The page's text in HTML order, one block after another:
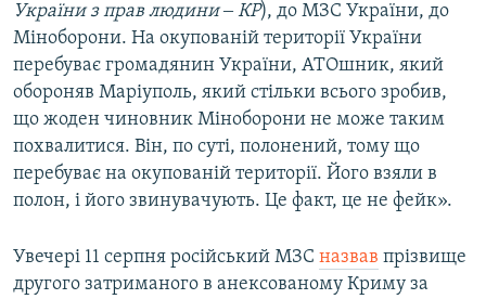
України з прав людини ‒ КР), до МЗС України, до
Міноборони. На окупованій території України
перебуває громадянин України, АТОшник, який
обороняв Маріуполь, який стільки всього зробив,
що жоден чиновник Міноборони не може таким
похвалитися. Він, по суті, полонений, тому що
перебуває на окупованій території. Його взяли в
полон, і його звинувачують. Це факт, це не фейк».
Увечері 11 серпня російський МЗС назвав прізвище
другого затриманого в анексованому Криму за